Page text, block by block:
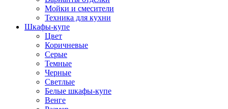
Мойки и смесители
Техника для кухни
Шкафы-купе
Цвет
Коричневые
Серые
Темные
Черные
Светлые
Белые шкафы-купе
Венге